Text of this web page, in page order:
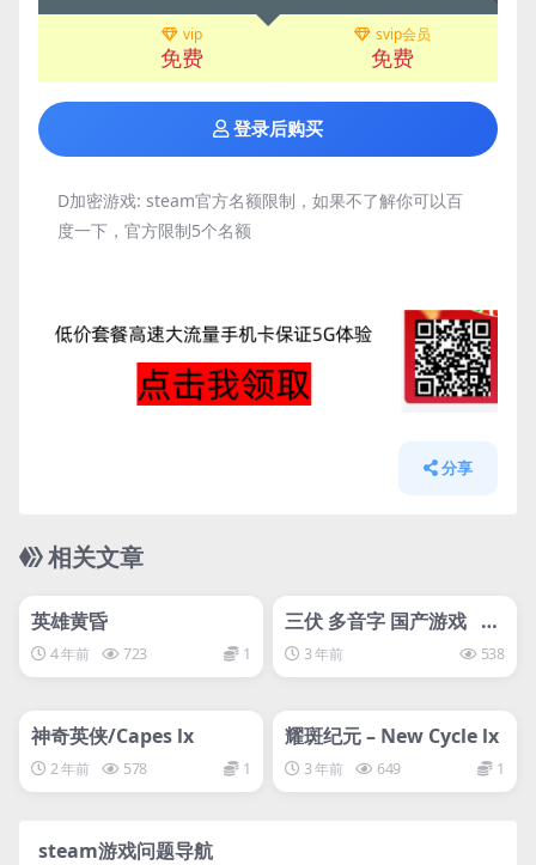
vip
免费
svip会员
免费
登录后购买
D加密游戏: steam官方名额限制，如果不了解你可以百
度一下，官方限制5个名额
分享
相关文章
英雄黄昏
4 年前 723 1
离线游戏平台别问
三伏 多音字 国产游戏 平
台别问 问就是没有 截图
页面 下单自动获得 如果
登录异常区
3 年前 538
神奇英侠/Capes lx
2 年前 578 1
svip专属
耀斑纪元 – New Cycle lx
3 年前 649 1
steam游戏问题导航